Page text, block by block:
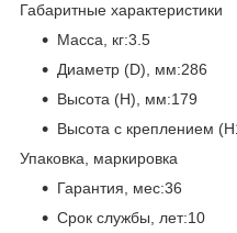
Габаритные характеристики
Масса, кг:3.5
Диаметр (D), мм:286
Высота (H), мм:179
Высота с креплением
Упаковка, маркировка
Гарантия, мес:36
Срок службы, лет:10